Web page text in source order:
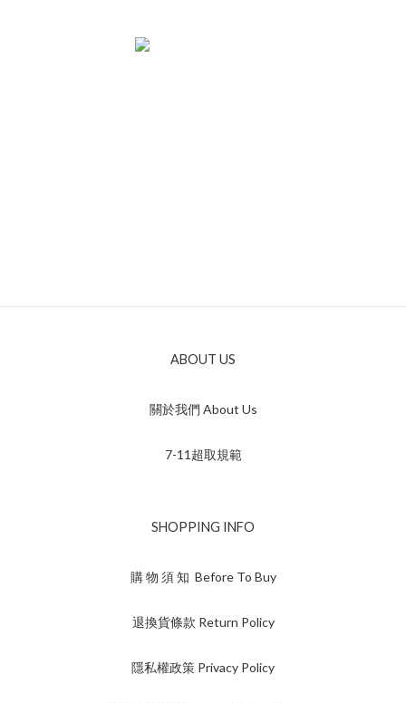
ABOUT US
關於我們 About Us
7-11超取規範
SHOPPING INFO
購 物 須 知 Before To Buy
退換貨條款 Return Policy
隱私權政策 Privacy Policy